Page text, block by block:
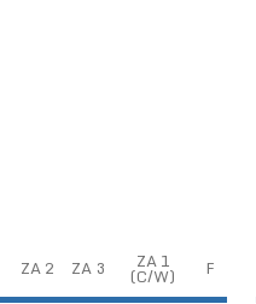
ZA 2 ZA 3 ZA 1
(C/W) F